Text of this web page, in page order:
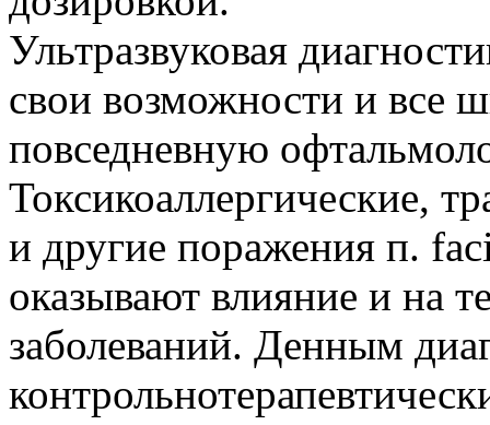
Ультразвуковая
свои возможности и все
повседневную
Токсикоаллергические,
и другие поражения п.
оказывают влияние и на
заболеваний. Денным